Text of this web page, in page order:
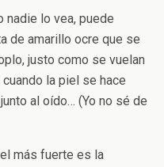
nadie lo vea, puede
de amarillo ocre que se
justo como se vuelan
la piel se hace
al oído… (Yo no sé de
más fuerte es la